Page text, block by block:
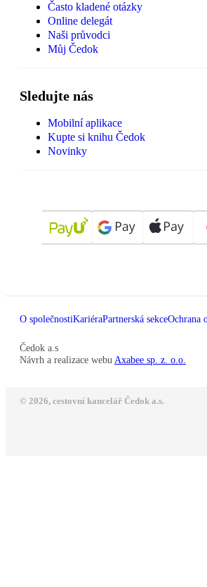
Často kladené otázky
Online delegát
Naši průvodci
Můj Čedok
Sledujte nás
Mobilní aplikace
Kupte si knihu Čedok
Novinky
O společnostiKariéraPartnerská sekceOchrana
Čedok a.s
Návrh a realizace webu Axabee sp. z. o.o.
© 2026, cestovní kancelář Čedok a.s.